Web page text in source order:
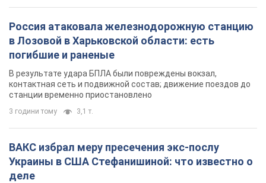
Россия атаковала железнодорожную станцию
в Лозовой в Харьковской области: есть
погибшие и раненые
В результате удара БПЛА были повреждены вокзал,
контактная сеть и подвижной состав; движение поездов до
станции временно приостановлено
3 години тому 3,1 т.
ВАКС избрал меру пресечения экс-послу
Украины в США Стефанишиной: что известно о
деле